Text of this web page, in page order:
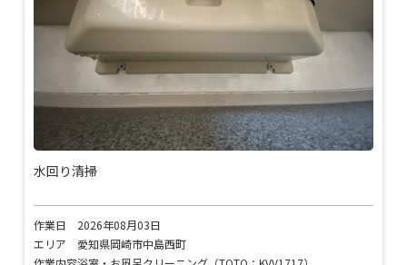
水回り清掃
作業日
2026年08月03日
エリア
愛知県岡崎市中島西町